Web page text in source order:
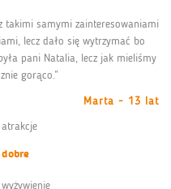
takimi samymi zainteresowaniami
lecz dało się wytrzymać bo
pani Natalia, lecz jak mieliśmy
gorąco.”
Marta - 13 lat
atrakcje
dobre
wyżywienie